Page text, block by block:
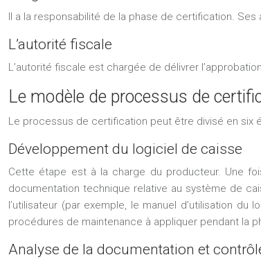
Il a la responsabilité de la phase de certification.
L’autorité fiscale
L’autorité fiscale est chargée de délivrer
Le modèle de processus de
Le processus de certification peut être divisé en six
Développement du logiciel de caisse
Cette étape est à la charge du producteur. Une
documentation technique relative au système de
l’utilisateur (par exemple, le manuel d’utilisation
procédures de maintenance à appliquer pendant la
Analyse de la documentation et